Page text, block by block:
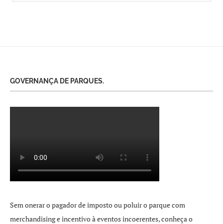
GOVERNANÇA DE PARQUES.
Sem onerar o pagador de imposto ou poluir o parque com
merchandising e incentivo à eventos incoerentes, conheça o